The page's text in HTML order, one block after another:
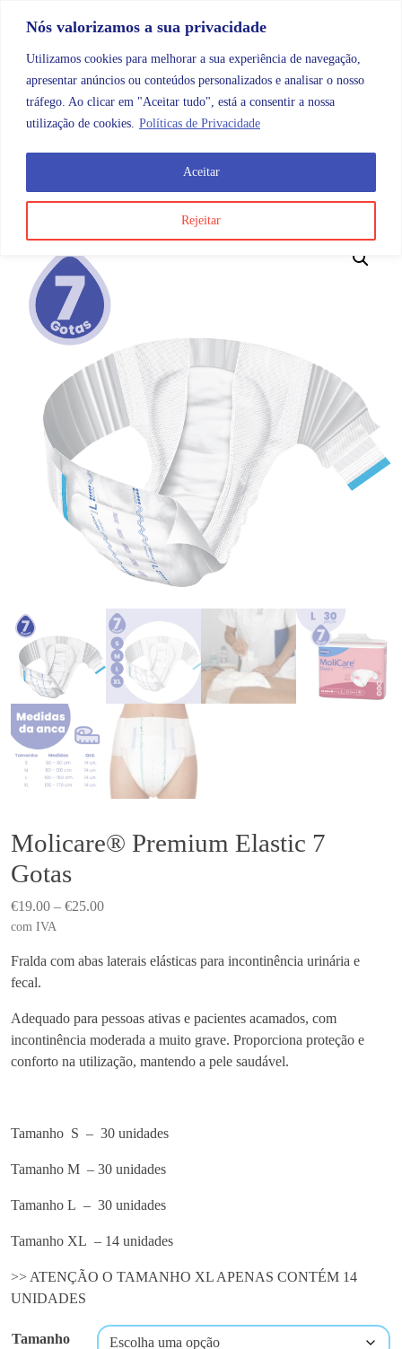
Nós valorizamos a sua privacidade
Utilizamos cookies para melhorar a sua experiência de navegação,
apresentar anúncios ou conteúdos personalizados e analisar o nosso
tráfego. Ao clicar em "Aceitar tudo", está a consentir a nossa
utilização de cookies. Políticas de Privacidade
Rejeitar
Aceitar
Categorias
Molicare® Premium Elastic 7
Gotas
€19.00 – €25.00P
c
r
a
n
€
1
.
0
t
o
com IVA
Fralda com abas laterais elásticas para incontinência urinária e
fecal.
Adequado para pessoas ativas e pacientes acamados, com
incontinência moderada a muito grave. Proporciona proteção e
conforto na utilização, mantendo a pele saudável.
Tamanho S – 30 unidades
Tamanho M – 30 unidades
Tamanho L – 30 unidades
Tamanho XL – 14 unidades
>> ATENÇÃO O TAMANHO XL APENAS CONTÉM 14
UNIDADES
Tamanho